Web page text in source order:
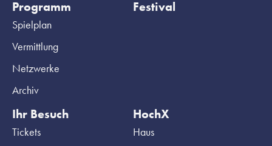
Programm
Spielplan
Vermittlung
Netzwerke
Archiv
Festival
Ihr Besuch
Tickets
HochX
Haus